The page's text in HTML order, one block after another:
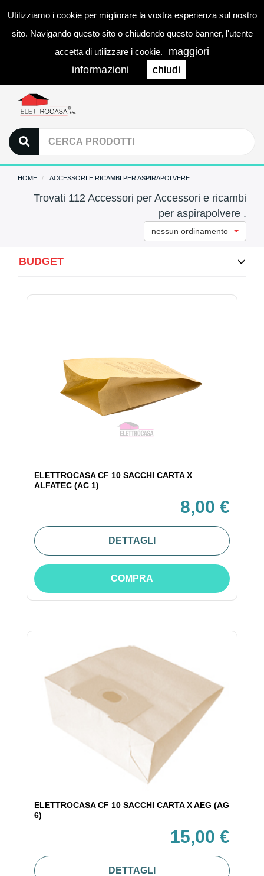
Utilizziamo i cookie per migliorare la vostra esperienza sul nostro
sito. Navigando questo sito o chiudendo questo banner, l'utente
accetta di utilizzare i cookie.
maggiori
informazioni
chiudi
0
HOME ACCESSORI E RICAMBI PER ASPIRAPOLVERE
Trovati 112 Accessori per Accessori e ricambi
per aspirapolvere .
nessun ordinamento
BUDGET
ELETTROCASA CF 10 SACCHI CARTA X
ALFATEC (AC 1)
8,00 €
DETTAGLI
COMPRA
ELETTROCASA CF 10 SACCHI CARTA X AEG (AG
6)
15,00 €
DETTAGLI